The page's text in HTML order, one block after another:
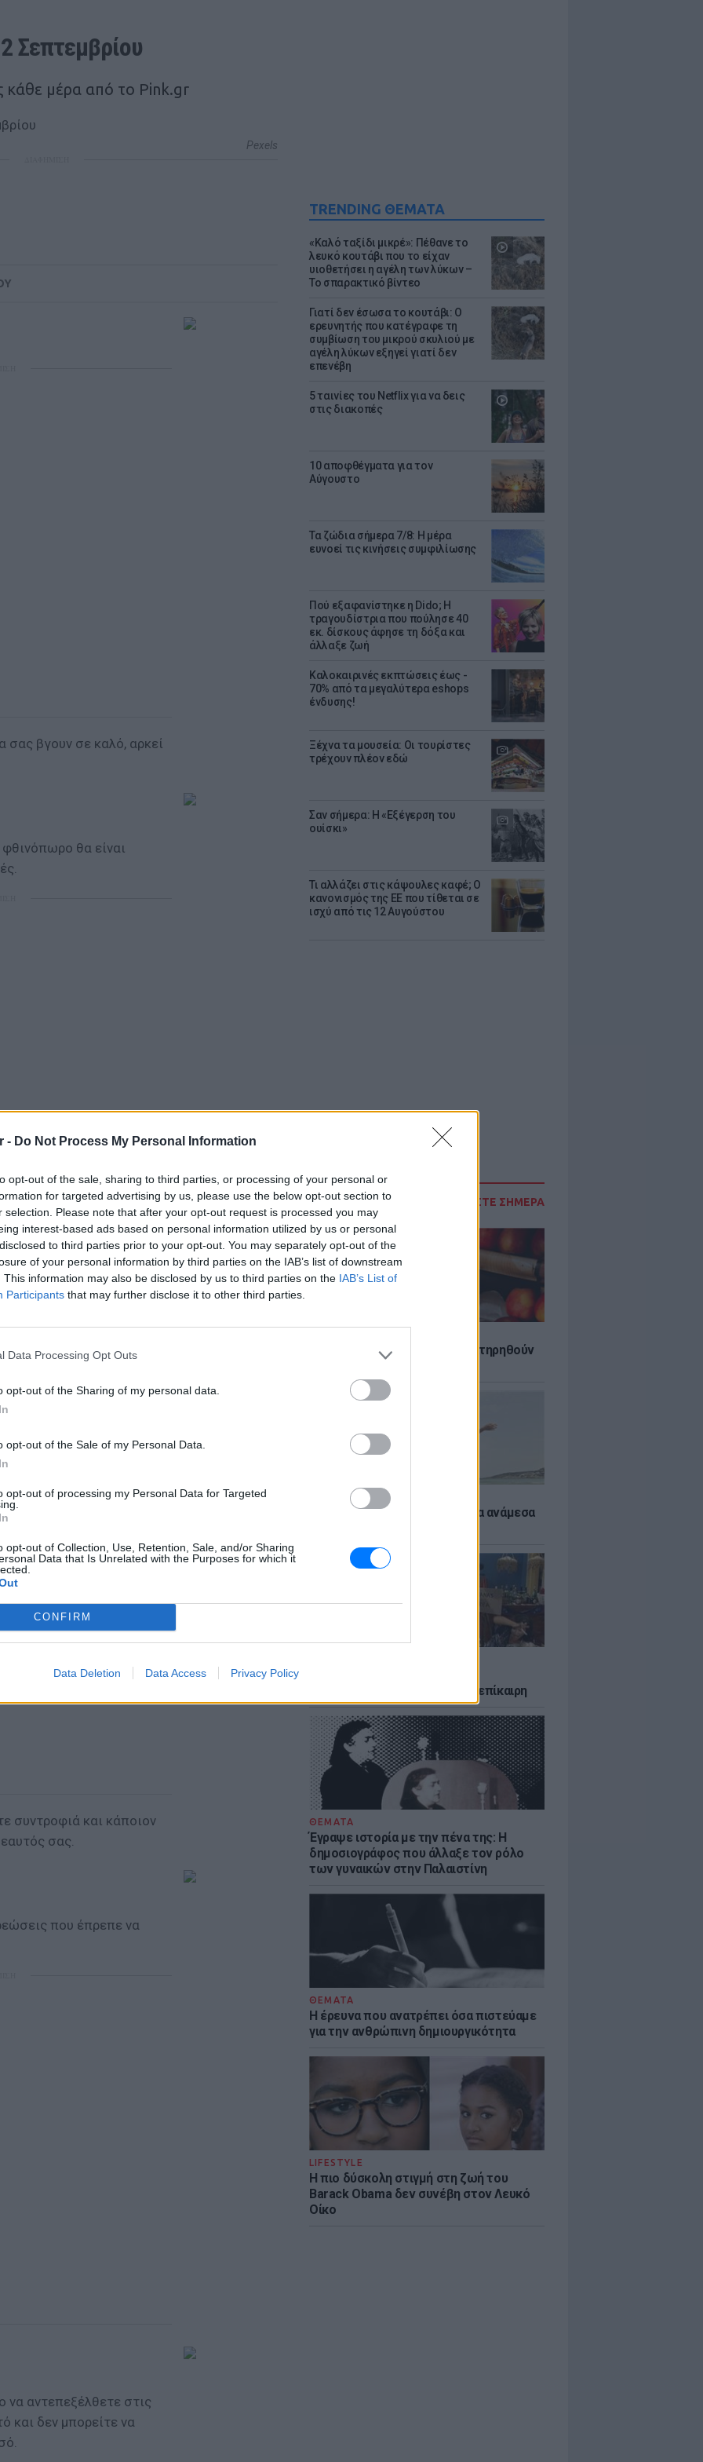
- Do Not Process My Personal Information
opt-out of the sale, sharing to third parties, or processing of your personal or
for targeted advertising by us, please use the below opt-out section to
selection. Please note that after your opt-out request is processed you may
interest-based ads based on personal information utilized by us or personal
to third parties prior to your opt-out. You may separately opt-out of the
of your personal information by third parties on the IAB’s list of downstream
This information may also be disclosed by us to third parties on the IAB’s List of
Participants that may further disclose it to other third parties.
Data Processing Opt Outs
opt-out of the Sharing of my personal data.
opt-out of the Sale of my Personal Data.
opt-out of processing my Personal Data for Targeted
opt-out of Collection, Use, Retention, Sale, and/or Sharing
Data that Is Unrelated with the Purposes for which it
CONFIRM
Data Deletion Data Access Privacy Policy
TRENDING ΘΕΜΑΤΑ
«Καλό ταξίδι μικρέ»: Πέθανε το
λευκό κουτάβι που το είχαν
υιοθετήσει η αγέλη των λύκων –
Το σπαρακτικό βίντεο
Γιατί δεν έσωσα το κουτάβι: Ο
ερευνητής που κατέγραφε τη
συμβίωση του μικρού σκυλιού με
αγέλη λύκων εξηγεί γιατί δεν
επενέβη
5 ταινίες του Netflix για να δεις
στις διακοπές
10 αποφθέγματα για τον
Αύγουστο
Τα ζώδια σήμερα 7/8: Η μέρα
ευνοεί τις κινήσεις συμφιλίωσης
Πού εξαφανίστηκε η Dido; Η
τραγουδίστρια που πούλησε 40
εκ. δίσκους άφησε τη δόξα και
άλλαξε ζωή
Καλοκαιρινές εκπτώσεις έως -
70% από τα μεγαλύτερα eshops
ένδυσης!
Ξέχνα τα μουσεία: Οι τουρίστες
τρέχουν πλέον εδώ
Σαν σήμερα: Η «Εξέγερση του
ουίσκι»
Τι αλλάζει στις κάψουλες καφέ; Ο
κανονισμός της ΕΕ που τίθεται σε
ισχύ από τις 12 Αυγούστου
ΔΙΑΒΑΣΤΕ ΣΗΜΕΡΑ
6 φρούτα που μπορουν να διατηρηθούν
Πώς να αποφύγεις το σύγκαμα ανάμεσα
νεοπλουτισμό και παραμένει επίκαιρη
ΘΕΜΑΤΑ
Έγραψε ιστορία με την πένα της: Η
δημοσιογράφος που άλλαξε τον ρόλο
των γυναικών στην Παλαιστίνη
ΘΕΜΑΤΑ
Η έρευνα που ανατρέπει όσα πιστεύαμε
για την ανθρώπινη δημιουργικότητα
LIFESTYLE
Η πιο δύσκολη στιγμή στη ζωή του
Barack Obama δεν συνέβη στον Λευκό
Οίκο
Σεπτεμβρίου
κάθε μέρα από το Pink.gr
Pexels
σας βγουν σε καλό, αρκεί
θα είναι
στα προσωπικά σας μέσα
κατασταλάξει και
συντροφιά και κάποιον
σας.
που έπρεπε να
να αντεπεξέλθετε στις
και δεν μπορείτε να